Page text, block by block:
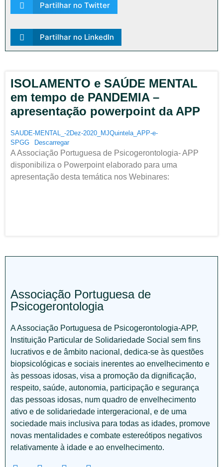
Partilhar no Twitter
Partilhar no LinkedIn
ISOLAMENTO e SAÚDE MENTAL
em tempo de PANDEMIA –
apresentação powerpoint da APP
SAUDE-MENTAL_-2Dez-2020_MJQuintela_APP-e-
SPGG
Descarregar
A Associação Portuguesa de Psicogerontologia- APP
disponibiliza o Powerpoint elaborado para uma
apresentação desta temática nos Webinares:
Associação Portuguesa de
Psicogerontologia
A Associação Portuguesa de Psicogerontologia-APP,
Instituição Particular de Solidariedade Social sem fins
lucrativos e de âmbito nacional, dedica-se às questões
biopsicológicas e sociais inerentes ao envelhecimento e
às pessoas idosas, visa a promoção da dignificação,
respeito, saúde, autonomia, participação e segurança
das pessoas idosas, num quadro de envelhecimento
ativo e de solidariedade intergeracional, e de uma
sociedade mais inclusiva para todas as idades, promove
novas mentalidades e combate estereótipos negativos
relativamente à idade e ao envelhecimento.